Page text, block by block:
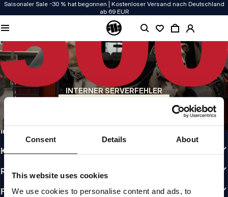
Consent Details About
This website uses cookies
We use cookies to personalise content and ads, to
Saisonaler Sale -30 % hat begonnen | Kostenloser Versand nach Deutschland
ab 69 EUR
INTERNER SERVERFEHLER
QUALITÄT HAT BEI UNS PRIORITÄT
Unsere Kleidung wird mit Leidenschaft produziert. Bei Haltbarkeit, Langlebigkeit
der Materialien und Details machen wir keine Kompromisse.
US ORIGIN
Unsere Wurzeln reichen zurück ins San Diego der frühen 90er. Unser Stil ist roh,
authentisch und kompromisslos.
Unsere Kollektionen tragen Sportler, Kämpfer und eigensinnige Individualisten
INFO
KUNDENBEREICH
RICHTLINIEN
FOLLOW US